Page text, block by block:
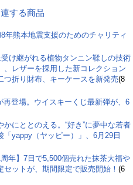
する商品
年熊本地震支援のためのチャリティ
け継がれる植物タンニン鞣しの技術
レザーを採用した新コレクション
折り財布、キーケースを新発売(8
再登場。ウイスキーくじ最新弾が、6
にととのえる。“好き”に夢中な若者
yappy（ヤッピー）」、6月29日
年】7日で5,500個売れた抹茶大福や
ットが、期間限定で販売開始！ (6